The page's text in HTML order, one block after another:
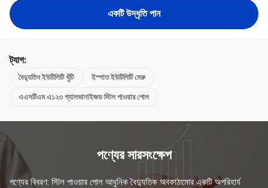
একটি উদ্ধৃতি পান
ট্যাগ:
বৈদ্যুতিন ইউটিলিটি খুঁটি ইস্পাত ইউটিলিটি মেরু
এএসটিএম এ১২৩ গ্যালভানাইজড স্টিল পাওয়ার পোল
পণ্যের সারসংক্ষেপ
পণ্যের বিবরণ: স্টিল পাওয়ার পোল আধুনিক বৈদ্যুতিক অবকাঠামোর একটি অপরিহার্য